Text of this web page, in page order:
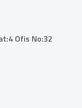
Ofis No:32